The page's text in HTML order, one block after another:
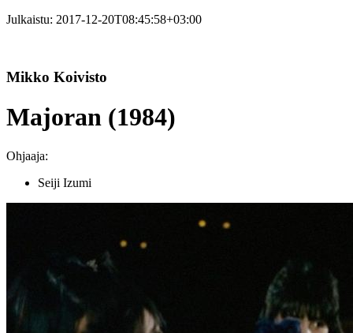
Julkaistu: 2017-12-20T08:45:58+03:00
Mikko Koivisto
Majoran (1984)
Ohjaaja:
Seiji Izumi